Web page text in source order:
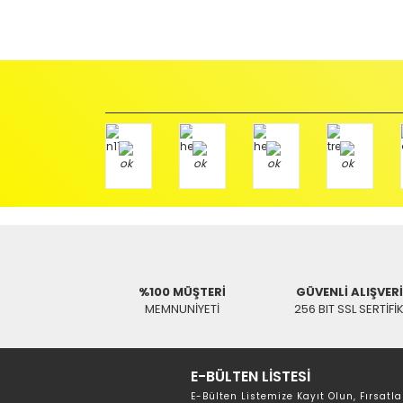
gerekir.
ödemeli olarak göndermenizi rica ederiz.
Antenci Elektronik San.Tic.Ltd.Şti.
Adres : Akıncılar Mh. Pancar Arkası Sk. No:10/B2 KARESİ /
Aras Kargo Anlaşma No : 152 294 193 1342
%100 MÜŞTERİ
MEMNUNİYETİ
GÜVENLİ
256 BIT SSL
E-BÜLTEN LİSTESİ
E-Bülten Listemize Kayıt Olun,